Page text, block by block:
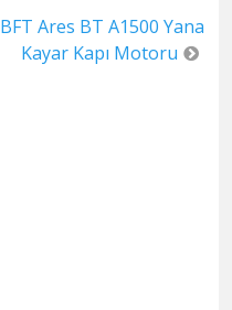
BFT Ares BT A1500 Yana
Kayar Kapı Motoru